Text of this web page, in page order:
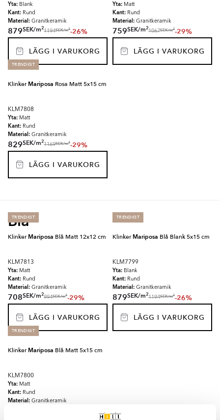
Yta: Blank
Kant: Rund
Material: Granitkeramik
879SEK/m2
1194SEK/m2-26%
LÄGG I VARUKORG
Yta: Matt
Kant: Rund
Material: Granitkeramik
759SEK/m2
1067SEK/m2-29%
LÄGG I VARUKORG
TRENDIGT
KlinkerMariposa Rosa Matt 5x15 cm
KLM7808
Yta: Matt
Kant: Rund
Material: Granitkeramik
829SEK/m2
1169SEK/m2-29%
LÄGG I VARUKORG
Blå
TRENDIGT
KlinkerMariposa Blå Matt 12x12 cm
KLM7813
Yta: Matt
Kant: Rund
Material: Granitkeramik
708SEK/m2
994SEK/m2-29%
LÄGG I VARUKORG
TRENDIGT
KlinkerMariposa Blå Blank 5x15 cm
KLM7799
Yta: Blank
Kant: Rund
Material: Granitkeramik
879SEK/m2
1194SEK/m2-26%
LÄGG I VARUKORG
TRENDIGT
KlinkerMariposa Blå Matt 5x15 cm
KLM7800
Yta: Matt
Kant: Rund
Material: Granitkeramik